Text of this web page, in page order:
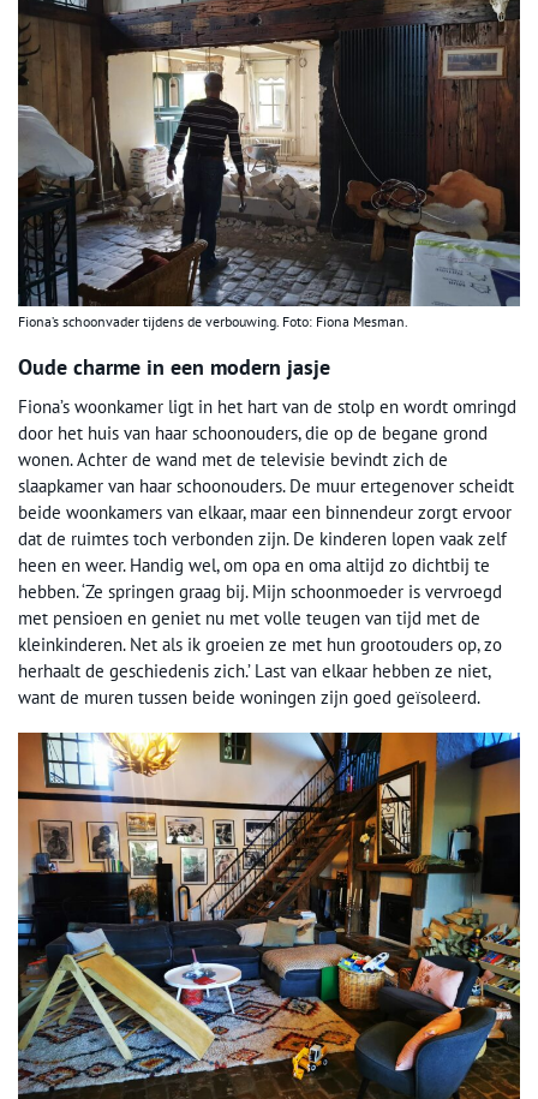
Fiona’s schoonvader tijdens de verbouwing. Foto: Fiona Mesman.
Oude charme in een modern jasje
Fiona’s woonkamer ligt in het hart van de stolp en wordt omringd
door het huis van haar schoonouders, die op de begane grond
wonen. Achter de wand met de televisie bevindt zich de
slaapkamer van haar schoonouders. De muur ertegenover scheidt
beide woonkamers van elkaar, maar een binnendeur zorgt ervoor
dat de ruimtes toch verbonden zijn. De kinderen lopen vaak zelf
heen en weer. Handig wel, om opa en oma altijd zo dichtbij te
hebben. ‘Ze springen graag bij. Mijn schoonmoeder is vervroegd
met pensioen en geniet nu met volle teugen van tijd met de
kleinkinderen. Net als ik groeien ze met hun grootouders op, zo
herhaalt de geschiedenis zich.’ Last van elkaar hebben ze niet,
want de muren tussen beide woningen zijn goed geïsoleerd.